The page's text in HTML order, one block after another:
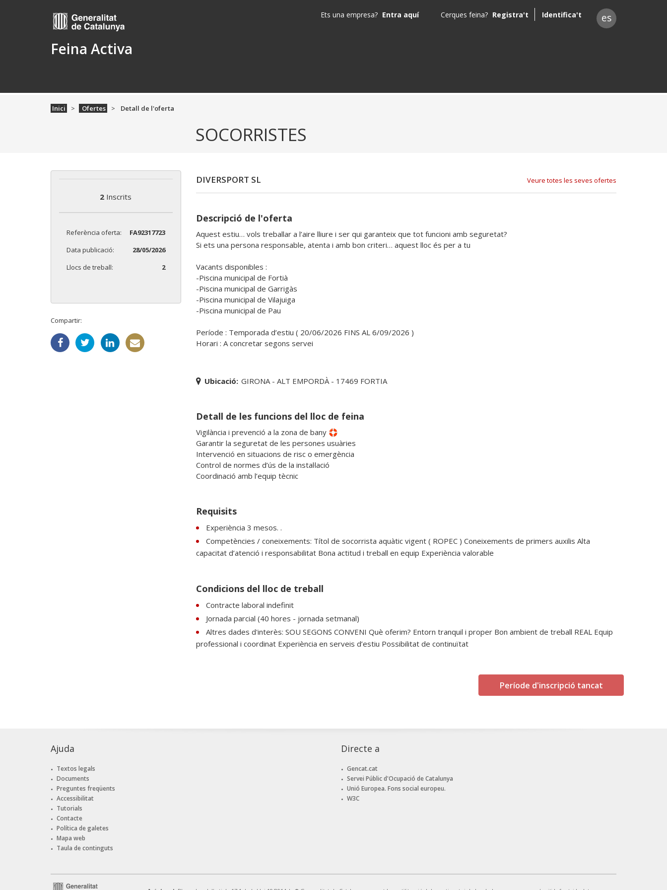
Feina Activa
Ets una empresa? Entra aquí Cerques feina? Registra't Identifica't es
Inici Ofertes Detall de l'oferta
SOCORRISTES
2 Inscrits
Referència oferta:
FA92317723
Data publicació:
28/05/2026
Llocs de treball:
2
Compartir:
DIVERSPORT SL Veure totes les seves ofertes
Descripció de l'oferta
Aquest estiu… vols treballar a l’aire lliure i ser qui garanteix que tot funcioni amb seguretat?
Si ets una persona responsable, atenta i amb bon criteri… aquest lloc és per a tu
Vacants disponibles :
-Piscina municipal de Fortià
-Piscina municipal de Garrigàs
-Piscina municipal de Vilajuiga
-Piscina municipal de Pau
Període : Temporada d’estiu ( 20/06/2026 FINS AL 6/09/2026 )
Horari : A concretar segons servei
Ubicació: GIRONA - ALT EMPORDÀ - 17469 FORTIA
Detall de les funcions del lloc de feina
Vigilància i prevenció a la zona de bany 🛟
Garantir la seguretat de les persones usuàries
Intervenció en situacions de risc o emergència
Control de normes d’ús de la instal·lació
Coordinació amb l’equip tècnic
Requisits
Experiència 3 mesos. .
Competències / coneixements: Títol de socorrista aquàtic vigent ( ROPEC ) Coneixements de primers auxilis Alta
capacitat d’atenció i responsabilitat Bona actitud i treball en equip Experiència valorable
Condicions del lloc de treball
Contracte laboral indefinit
Jornada parcial (40 hores - jornada setmanal)
Altres dades d'interès: SOU SEGONS CONVENI Què oferim? Entorn tranquil i proper Bon ambient de treball REAL Equip
professional i coordinat Experiència en serveis d’estiu Possibilitat de continuïtat
Període d'inscripció tancat
Ajuda
Textos legals
Documents
Preguntes freqüents
Accessibilitat
Tutorials
Contacte
Política de galetes
Mapa web
Taula de continguts
Directe a
Gencat.cat
Servei Públic d'Ocupació de Catalunya
Unió Europea. Fons social europeu.
W3C